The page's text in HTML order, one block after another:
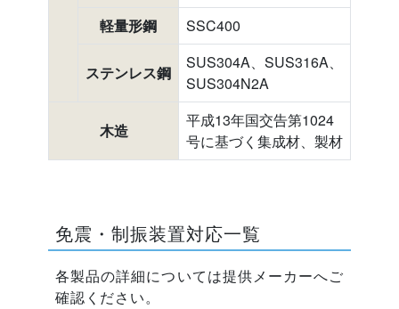
軽量形鋼
SSC400
ステンレス鋼
SUS304A、SUS316A、
SUS304N2A
木造
平成13年国交告第1024
号に基づく集成材、製材
免震・制振装置対応一覧
各製品の詳細については提供メーカーへご
確認ください。